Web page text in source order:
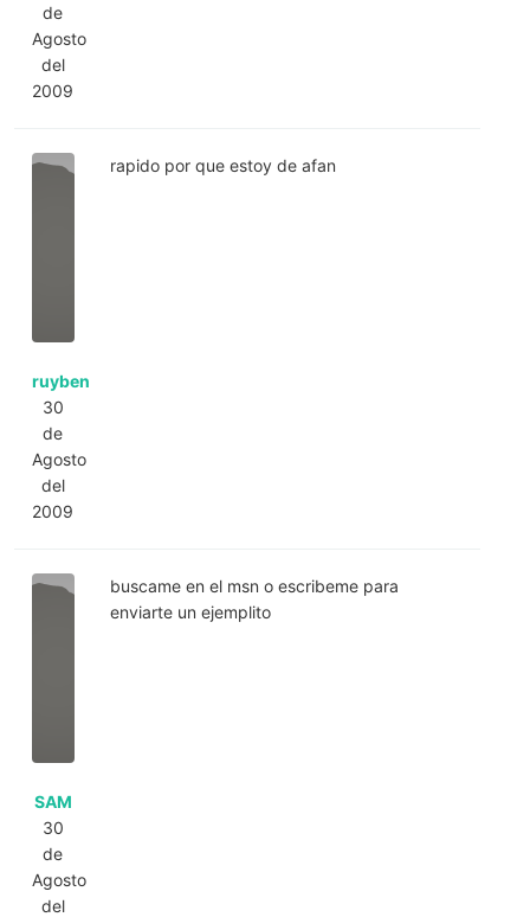
de
Agosto
del
2009
ruyben
30
de
Agosto
del
2009
rapido por que estoy de afan
SAM
30
de
Agosto
del
buscame en el msn o escribeme para
enviarte un ejemplito